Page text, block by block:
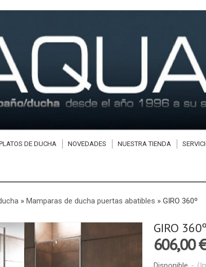
DE DUCHA NOVEDADES NUESTRA TIENDA
» Mamparas de ducha puertas abatibles » GIRO 360º
GIRO 360º
606,00 €